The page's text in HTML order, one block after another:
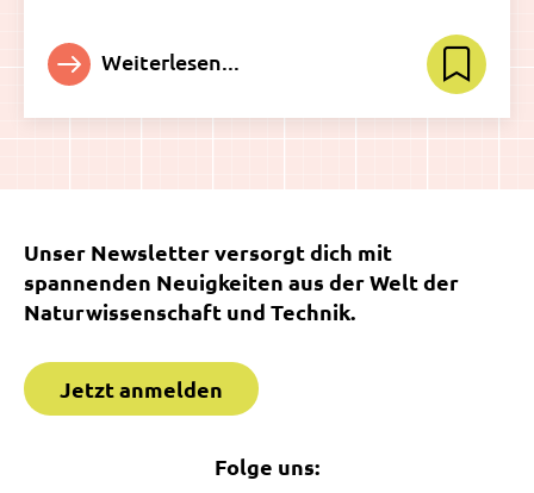
Weiterlesen...
Unser Newsletter versorgt dich mit
spannenden Neuigkeiten aus der Welt der
Naturwissenschaft und Technik.
Jetzt anmelden
Folge uns: